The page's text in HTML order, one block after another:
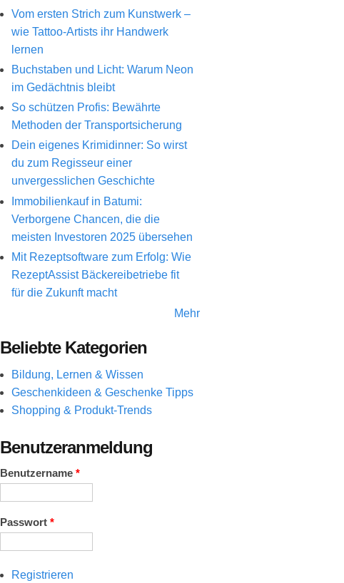
Vom ersten Strich zum Kunstwerk –
wie Tattoo-Artists ihr Handwerk
lernen
Buchstaben und Licht: Warum Neon
im Gedächtnis bleibt
So schützen Profis: Bewährte
Methoden der Transportsicherung
Dein eigenes Krimidinner: So wirst
du zum Regisseur einer
unvergesslichen Geschichte
Immobilienkauf in Batumi:
Verborgene Chancen, die die
meisten Investoren 2025 übersehen
Mit Rezeptsoftware zum Erfolg: Wie
RezeptAssist Bäckereibetriebe fit
für die Zukunft macht
Mehr
Beliebte Kategorien
Bildung, Lernen & Wissen
Geschenkideen & Geschenke Tipps
Shopping & Produkt-Trends
Benutzeranmeldung
Benutzername *
Passwort *
Registrieren